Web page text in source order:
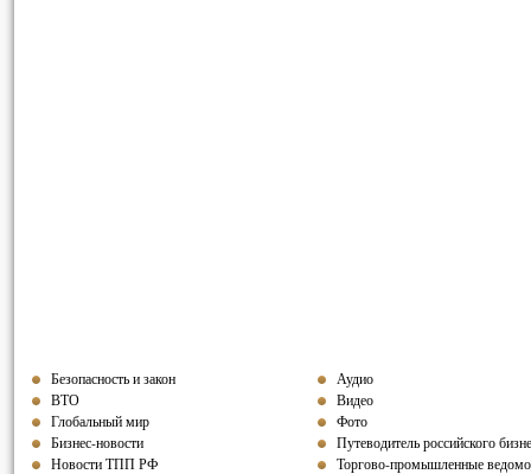
Безопасность и закон
ВТО
Глобальный мир
Бизнес-новости
Новости ТПП РФ
Аудио
Видео
Фото
Путеводитель российского
Торгово-промышленные